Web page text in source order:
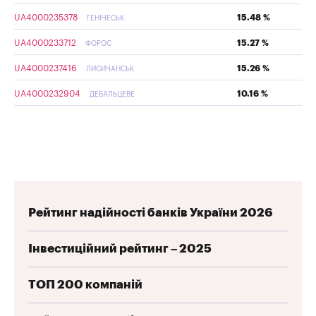
UA4000235378 ГЕНІЧЕСЬК 15.48 %
UA4000233712 ФОРОС 15.27 %
UA4000237416 ЛИСИЧАНСЬК 15.26 %
UA4000232904 ДЕБАЛЬЦЕВЕ 10.16 %
Рейтинг надійності банків України 2026
Інвестиційний рейтинг – 2025
ТОП 200 компаній